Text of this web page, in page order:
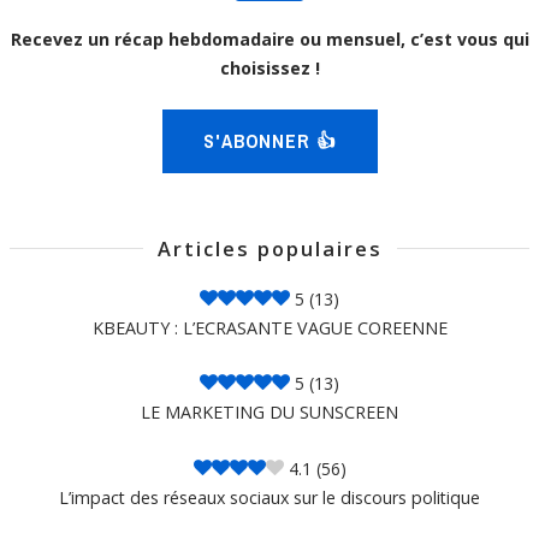
Recevez un récap hebdomadaire ou mensuel, c’est vous qui
choisissez !
S'ABONNER 👍
Articles populaires
5 (13)
KBEAUTY : L’ECRASANTE VAGUE COREENNE
5 (13)
LE MARKETING DU SUNSCREEN
4.1 (56)
L’impact des réseaux sociaux sur le discours politique